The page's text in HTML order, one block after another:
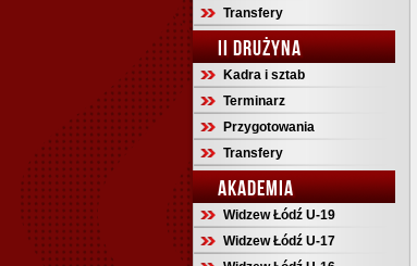
Transfery
II DRUŻYNA
Kadra i sztab
Terminarz
Przygotowania
Transfery
AKADEMIA
Widzew Łódź U-19
Widzew Łódź U-17